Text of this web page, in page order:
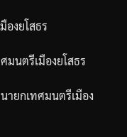
องยโสธร
มนตรีเมืองยโสธร
นายกเทศมนตรีเมือง